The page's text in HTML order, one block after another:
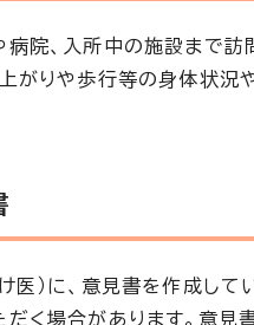
院、入所中の施設まで
がりや歩行等の身体状況
医）に、意見書を作成し
く場合があります。意見